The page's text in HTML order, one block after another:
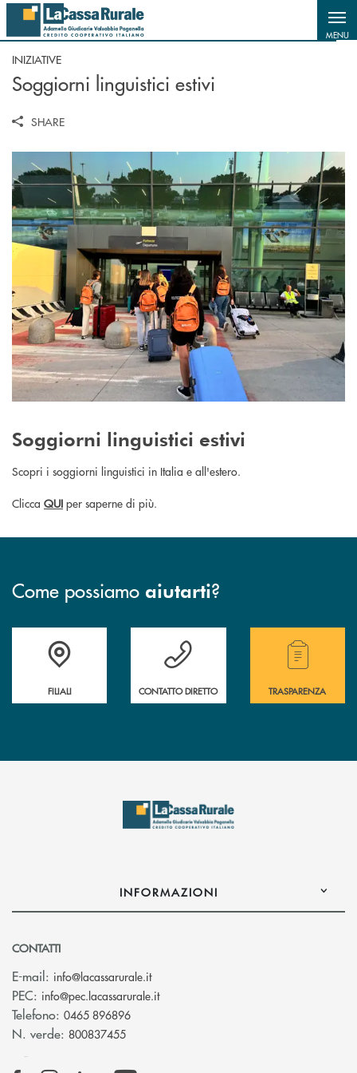
Salta al contenuto principale
MENU
INIZIATIVE
Soggiorni linguistici estivi
SHARE
Soggiorni linguistici estivi
Scopri i soggiorni linguistici in Italia e all'estero.
Clicca QUI per saperne di più.
Come possiamo aiutarti?
Trova la filiale più vicina a te
FILIALI
Hai bisogno di assistenza immediata?
CONTATTO DIRETTO
Hai bisogno di
TRASPARENZA
INFORMAZIONI
CONTATTI
E-mail: info@lacassarurale.it(si apre l’app di posta elettronica)
PEC: info@pec.lacassarurale.it(si apre l’app di posta elettronica)
Telefono: 0465 896896
N. verde: 800837455